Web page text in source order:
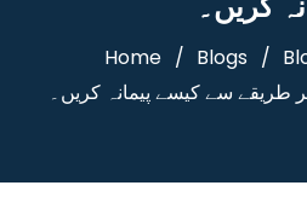
Home Blogs
طریقے سے کیسے پیمانہ کریں۔